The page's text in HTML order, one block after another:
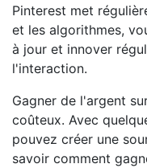
Pinterest met
et les algorithmes,
à jour et innover
l'interaction.
Gagner de l'argent
coûteux. Avec
pouvez créer une
savoir comment